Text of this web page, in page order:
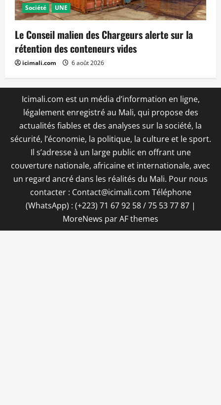
Société UNE
Le Conseil malien des Chargeurs alerte sur la
rétention des conteneurs vides
icimali.com 6 août 2026
Icimali.com est un média d’information en ligne,
légalement enregistré au Mali, qui propose des
actualités fiables et des analyses sur la société, la
sécurité, l’économie, la politique, la culture et le sport.
Il s’adresse à un large public en offrant une
couverture nationale, africaine et internationale, avec
un regard ancré dans les réalités du Mali. Pour nous
contacter : Contact@icimali.com Téléphone
(WhatsApp) : (+223) 71 67 92 58 / 75 53 77 87 |
MoreNews par AF themes